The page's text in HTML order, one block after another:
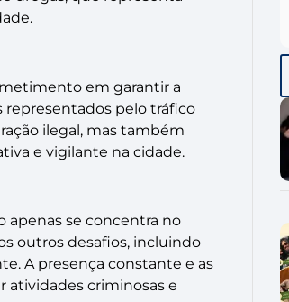
em garantir a
representados pelo tráfico
ilegal, mas também
e vigilante na cidade.
apenas se concentra no
outros desafios, incluindo
A presença constante e as
atividades criminosas e